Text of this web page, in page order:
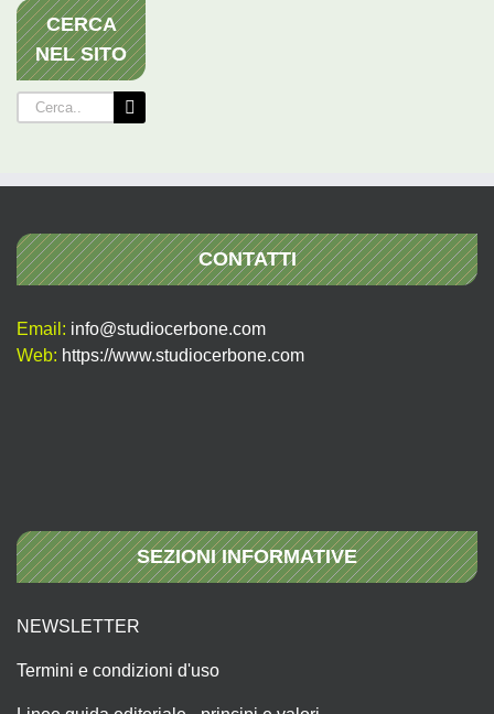
CERCA
NEL SITO
Cerca
per:
CONTATTI
Email: info@studiocerbone.com
Web: https://www.studiocerbone.com
SEZIONI INFORMATIVE
NEWSLETTER
Termini e condizioni d'uso